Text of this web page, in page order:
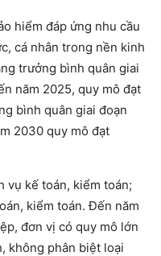
hiểm đáp ứng nhu cầu
cá nhân trong nền kinh
trưởng bình quân giai
năm 2025, quy mô đạt
bình quân giai đoạn
2030 quy mô đạt
vụ kế toán, kiểm toán;
kiểm toán. Đến năm
đơn vị có quy mô lớn
không phân biệt loại